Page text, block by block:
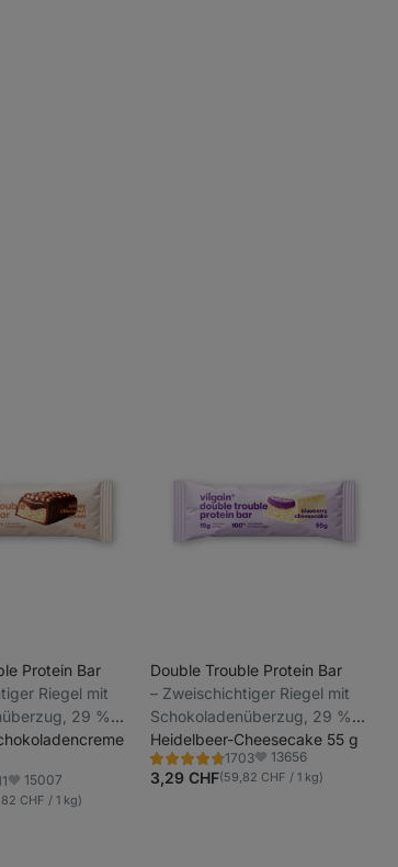
Protein Bar
Riegel mit
29 %
Eiweiß, ohne
und
Favoriten
15007
CHF / 1 kg)
Double Trouble Protein Bar
⁠–⁠ Zweischichtiger Riegel mit
Schokoladenüberzug, 29 %
hochwertiges Eiweiß, ohne
Konservierungsstoffe und
Farbstoffe
Heidelbeer-Cheesecake 55 g
1703
Bewertung
4.7/5,
1703
Favoriten
13656
3,29 CHF(59,82 CHF / 1 kg)